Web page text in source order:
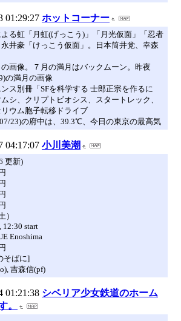
01:29:27 ホットコーナー
よる虹「月虹(げっこう)」「月光仮面」「忍者
井豪「けっこう仮面」。日本筒井党、幸森
画像。７月の満月はバックムーン。昨夜
の満月の画像
ス別冊「SFを科学する 士郎正宗を作るに
シ、クリプトビオシス、スタートレック、
ウム胞子転移ドライブ
23)の府中は、39.3℃、今日の東京の最高気
04:17:07 小川美潮
更新)
）
12:30 start
Enoshima
そばに]
吉森信(pf)
01:21:38 シベリア少女鉄道のホーム
。